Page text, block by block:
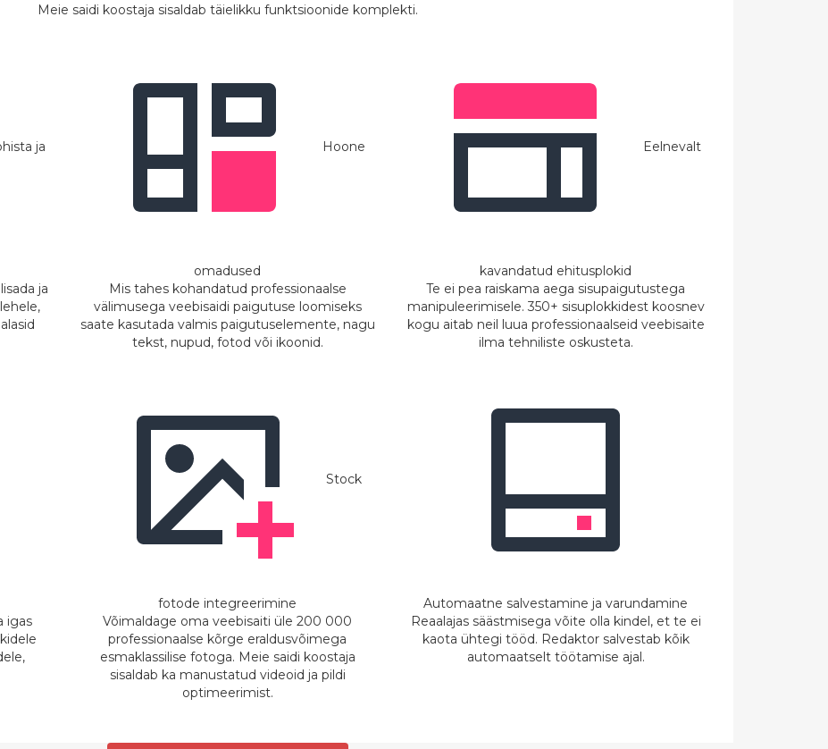
Meie saidi koostaja sisaldab täielikku funktsioonide komplekti.
ja
ja
Hoone
omadused
Mis tahes kohandatud professionaalse
välimusega veebisaidi paigutuse loomiseks
saate kasutada valmis paigutuselemente, nagu
tekst, nupud, fotod või ikoonid.
Eelnevalt
kavandatud ehitusplokid
Te ei pea raiskama aega sisupaigutustega
manipuleerimisele. 350+ sisuplokkidest koosnev
kogu aitab neil luua professionaalseid veebisaite
ilma tehniliste oskusteta.
igas
Stock
fotode integreerimine
Võimaldage oma veebisaiti üle 200 000
professionaalse kõrge eraldusvõimega
esmaklassilise fotoga. Meie saidi koostaja
sisaldab ka manustatud videoid ja pildi
optimeerimist.
Automaatne salvestamine ja varundamine
Reaalajas säästmisega võite olla kindel, et te ei
kaota ühtegi tööd. Redaktor salvestab kõik
automaatselt töötamise ajal.